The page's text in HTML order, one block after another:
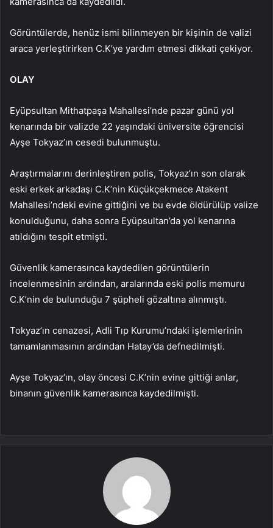
Görüntülerde, henüz ismi bilinmeyen bir kişinin de valizi
araca yerleştirirken C.K’ye yardım etmesi dikkati çekiyor.
OLAY
Eyüpsultan Mithatpaşa Mahallesi’nde pazar günü yol
kenarında bir valizde 22 yaşındaki üniversite öğrencisi
Ayşe Tokyaz’ın cesedi bulunmuştu.
Araştırmalarını derinleştiren polis, Tokyaz’ın son olarak
eski erkek arkadaşı C.K’nin Küçükçekmece Atakent
Mahallesi’ndeki evine gittiğini ve bu evde öldürülüp valize
konulduğunu, daha sonra Eyüpsultan’da yol kenarına
atıldığını tespit etmişti.
Güvenlik kamerasınca kaydedilen görüntülerin
incelenmesinin ardından, aralarında eski polis memuru
C.K’nin de bulunduğu 7 şüpheli gözaltına alınmıştı.
Tokyaz’ın cenazesi, Adli Tıp Kurumu’ndaki işlemlerinin
tamamlanmasının ardından Hatay’da defnedilmişti.
Ayşe Tokyaz’ın, olay öncesi C.K’nin evine gittiği anlar,
binanın güvenlik kamerasınca kaydedilmişti.